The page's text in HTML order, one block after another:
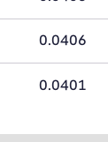
0.0406
0.0401